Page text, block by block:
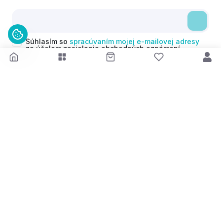
Súhlasím so spracúvaním mojej e-mailovej adresy
za účelom zasielania obchodných oznámení
(newsletterov) v súlade s čl. 6 ods. 1 písm. a)
Nariadenia GDPR. Svoj súhlas môžem kedykoľvek